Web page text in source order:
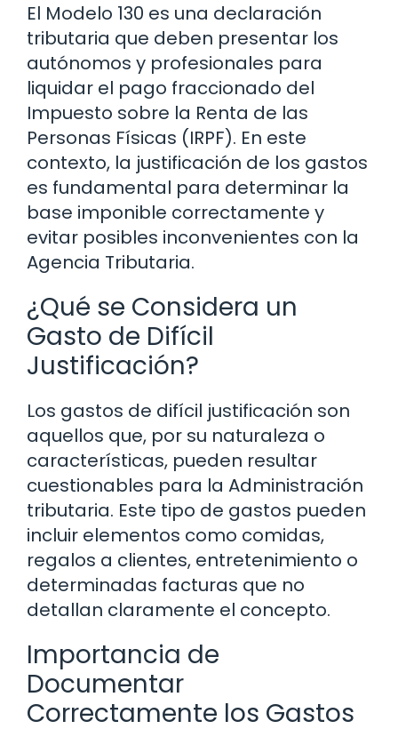
El Modelo 130 es una declaración
tributaria que deben presentar los
autónomos y profesionales para
liquidar el pago fraccionado del
Impuesto sobre la Renta de las
Personas Físicas (IRPF). En este
contexto, la justificación de los gastos
es fundamental para determinar la
base imponible correctamente y
evitar posibles inconvenientes con la
Agencia Tributaria.
¿Qué se Considera un
Gasto de Difícil
Justificación?
Los gastos de difícil justificación son
aquellos que, por su naturaleza o
características, pueden resultar
cuestionables para la Administración
tributaria. Este tipo de gastos pueden
incluir elementos como comidas,
regalos a clientes, entretenimiento o
determinadas facturas que no
detallan claramente el concepto.
Importancia de
Documentar
Correctamente los Gastos